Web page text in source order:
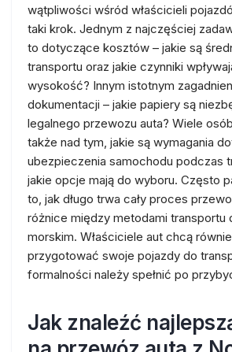
wątpliwości wśród właścicieli
taki krok. Jednym z najczęściej
to dotyczące kosztów – jakie są
transportu oraz jakie czynniki
wysokość? Innym istotnym
dokumentacji – jakie papiery są
legalnego przewozu auta? Wiele
także nad tym, jakie są wymagania
ubezpieczenia samochodu podczas
jakie opcje mają do wyboru. Często
to, jak długo trwa cały proces
różnice między metodami transportu
morskim. Właściciele aut chcą
przygotować swoje pojazdy do
formalności należy spełnić po
Jak znaleźć